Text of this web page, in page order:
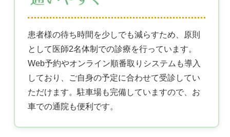
患者様の待ち時間を少しでも減らすため、原則
として医師2名体制での診療を行っています。
Web予約やオンライン順番取りシステムも導入
しており、ご自身の予定に合わせて受診してい
ただけます。駐車場も完備していますので、お
車での通院も便利です。